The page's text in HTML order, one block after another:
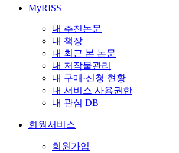
MyRISS
내 추천논문
내 책장
내 최근 본 논문
내 저작물관리
내 구매·신청 현황
내 서비스 사용권한
내 관심 DB
회원서비스
회원가입